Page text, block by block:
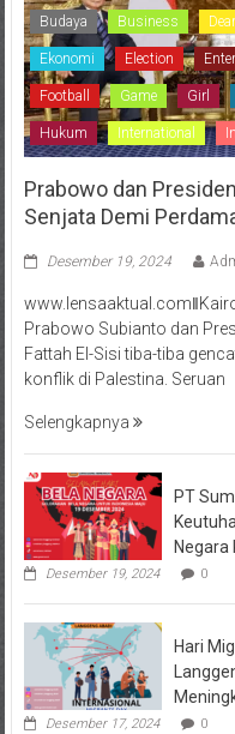
Budaya Business
Ekonomi Election
Football Game Girl
Hukum International
Prabowo dan
Senjata Demi
Desember 19, 2024
Prabowo Subianto dan
Fattah El-Sisi tiba-tiba
konflik di Palestina. Seruan
Selengkapnya
PT
Negara
Desember 19, 2024 0
Hari
Desember 17, 2024 0